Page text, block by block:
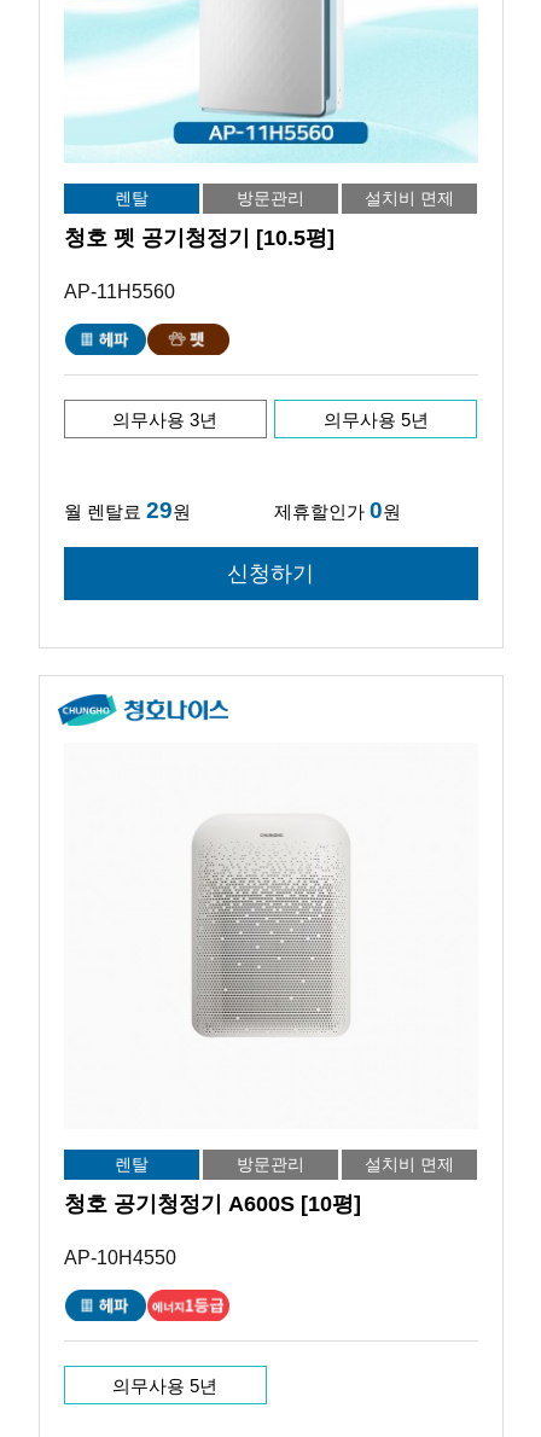
렌탈 방문관리 설치비 면제
청호 펫 공기청정기 [10.5평]
AP-11H5560
의무사용 3년 의무사용 5년
월 렌탈료 29원 제휴할인가0원
렌탈 방문관리 설치비 면제
청호 공기청정기 A600S [10평]
AP-10H4550
의무사용 5년